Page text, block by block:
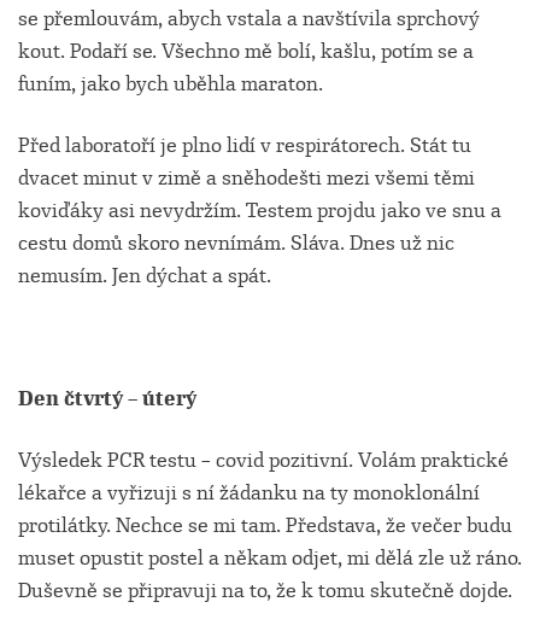
se přemlouvám, abych vstala a navštívila sprchový
kout. Podaří se. Všechno mě bolí, kašlu, potím se a
funím, jako bych uběhla maraton.
Před laboratoří je plno lidí v respirátorech. Stát tu
dvacet minut v zimě a sněhodešti mezi všemi těmi
koviďáky asi nevydržím. Testem projdu jako ve snu a
cestu domů skoro nevnímám. Sláva. Dnes už nic
nemusím. Jen dýchat a spát.
Den čtvrtý – úterý
Výsledek PCR testu – covid pozitivní. Volám praktické
lékařce a vyřizuji s ní žádanku na ty monoklonální
protilátky. Nechce se mi tam. Představa, že večer budu
muset opustit postel a někam odjet, mi dělá zle už ráno.
Duševně se připravuji na to, že k tomu skutečně dojde.